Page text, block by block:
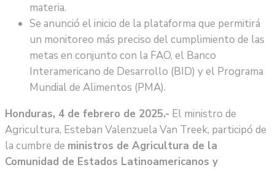
materia.
Se anunció el inicio de la plataforma que permitirá
un monitoreo más preciso del cumplimiento de las
metas en conjunto con la FAO, el Banco
Interamericano de Desarrollo (BID) y el Programa
Mundial de Alimentos (PMA).
Honduras, 4 de febrero de 2025.- El ministro de
Agricultura, Esteban Valenzuela Van Treek, participó de
la cumbre de ministros de Agricultura de la
Comunidad de Estados Latinoamericanos y